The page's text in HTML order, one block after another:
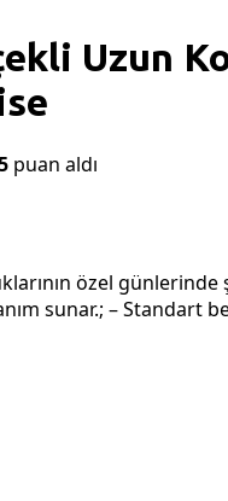
Uzun
puan aldı
özel
sunar.; – Standart